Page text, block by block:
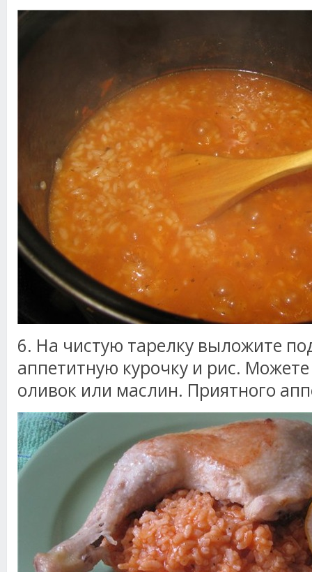
6. На чистую тарелку выложите
аппетитную курочку и рис.
оливок или маслин. Приятного